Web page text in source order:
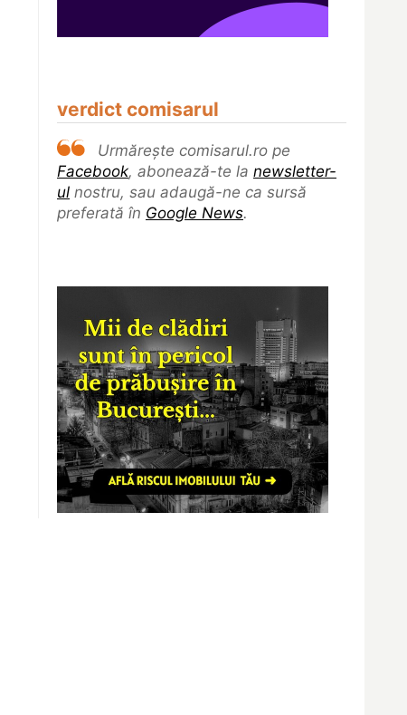
verdict comisarul
Urmărește comisarul.ro pe
Facebook, abonează-te la newsletter-
ul nostru, sau adaugă-ne ca sursă
preferată în Google News.